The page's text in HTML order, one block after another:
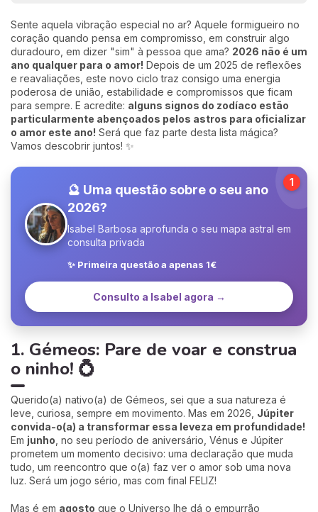
Sente aquela vibração especial no ar? Aquele formigueiro no
coração quando pensa em compromisso, em construir algo
duradouro, em dizer "sim" à pessoa que ama? 2026 não é um
ano qualquer para o amor! Depois de um 2025 de reflexões
e reavaliações, este novo ciclo traz consigo uma energia
poderosa de união, estabilidade e compromissos que ficam
para sempre. E acredite: alguns signos do zodíaco estão
particularmente abençoados pelos astros para oficializar
o amor este ano! Será que faz parte desta lista mágica?
Vamos descobrir juntos! ✨
🔮 Uma questão sobre o seu ano
2026?
Isabel Barbosa aprofunda o seu mapa astral em
consulta privada
✨ Primeira questão a apenas 1€
Consulto a Isabel agora →
1
1. Gémeos: Pare de voar e construa
o ninho! 💍
Querido(a) nativo(a) de Gémeos, sei que a sua natureza é
leve, curiosa, sempre em movimento. Mas em 2026, Júpiter
convida-o(a) a transformar essa leveza em profundidade!
Em junho , no seu período de aniversário, Vénus e Júpiter
prometem um momento decisivo: uma declaração que muda
tudo, um reencontro que o(a) faz ver o amor sob uma nova
luz. Será um jogo sério, mas com final FELIZ!
Mas é em agosto que o Universo lhe dá o empurrão